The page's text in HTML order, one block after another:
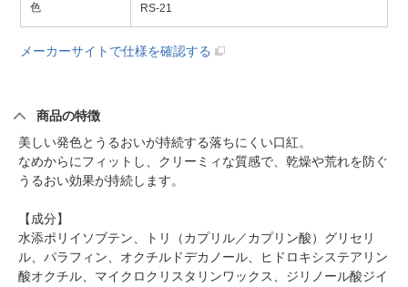
色 RS-21
メーカーサイトで仕様を確認する
商品の特徴
美しい発色とうるおいが持続する落ちにくい口紅。
なめからにフィットし、クリーミィな質感で、乾燥や荒れを防ぐ
うるおい効果が持続します。
【成分】
水添ポリイソブテン、トリ（カプリル／カプリン酸）グリセリ
ル、パラフィン、オクチルドデカノール、ヒドロキシステアリン
酸オクチル、マイクロクリスタリンワックス、ジリノール酸ジイ